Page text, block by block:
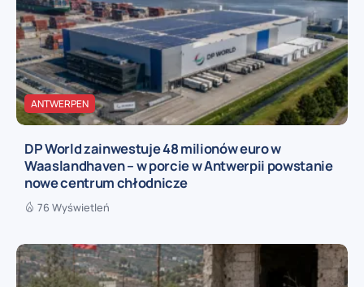
ANTWERPEN
DP World zainwestuje 48 milionów euro w
Waaslandhaven – w porcie w Antwerpii powstanie
nowe centrum chłodnicze
76 Wyświetleń